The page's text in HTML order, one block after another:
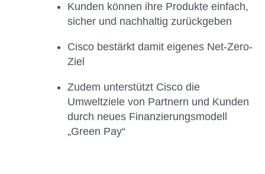
Kunden können ihre Produkte einfach,
sicher und nachhaltig zurückgeben
Cisco bestärkt damit eigenes Net-Zero-
Ziel
Zudem unterstützt Cisco die
Umweltziele von Partnern und Kunden
durch neues Finanzierungsmodell
„Green Pay“